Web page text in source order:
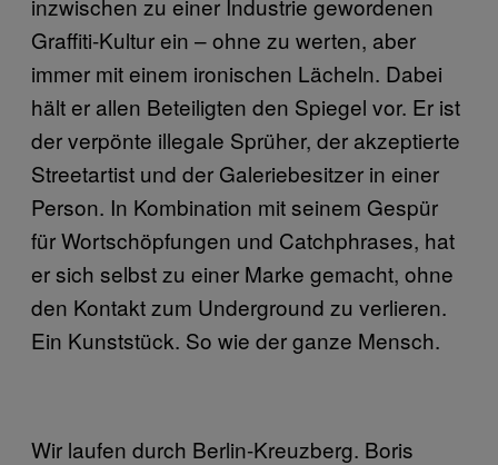
Graffiti-Kultur ein – ohne zu werten, aber
immer mit einem ironischen Lächeln. Dabei
hält er allen Beteiligten den Spiegel vor. Er ist
der verpönte illegale Sprüher, der akzeptierte
Streetartist und der Galeriebesitzer in einer
Person. In Kombination mit seinem Gespür
für Wortschöpfungen und Catchphrases, hat
er sich selbst zu einer Marke gemacht, ohne
den Kontakt zum Underground zu verlieren.
Ein Kunststück. So wie der ganze Mensch.
Wir laufen durch Berlin-Kreuzberg. Boris